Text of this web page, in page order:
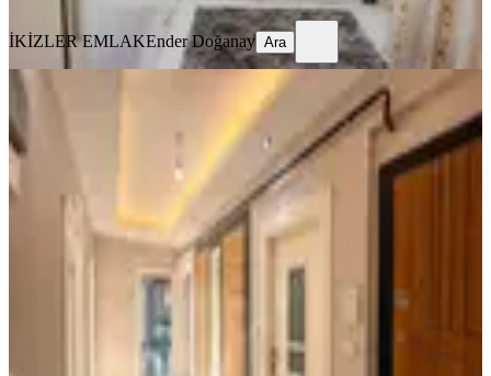
İKİZLER EMLAKEnder Doğanay Ara
YENİ
Yakınca'da 3.5+1, 170m² Ultra Lüks
Daire (kiralık)
Yeşilyurt, Yakınca Mahallesi
185 m² ·6. Kat·
24.000 ₺
IŞIKLAR GAYRİMENKUL Enes Işık